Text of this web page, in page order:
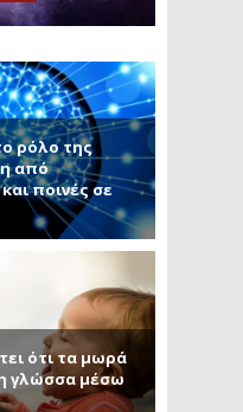
ρόλο της
από
ποινές σε
ότι τα μωρά
γλώσσα μέσω